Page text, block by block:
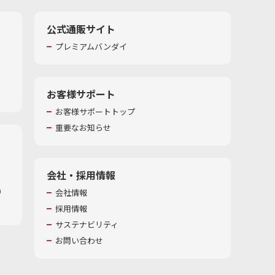
公式通販サイト
プレミアムバンダイ
お客様サポート
お客様サポートトップ
重要なお知らせ
会社・採用情報
会社情報
採用情報
サステナビリティ
お問い合わせ